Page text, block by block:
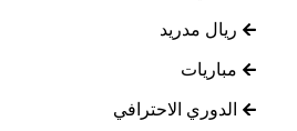
ريال مدريد
مباريات
الدوري الاحترافي